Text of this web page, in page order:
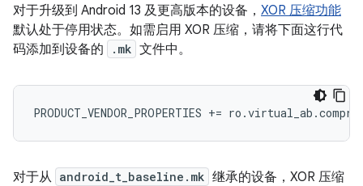
对于升级到 Android 13 及更高版本的设备， XOR 压缩功能
默认处于停用状态。如需启用 XOR 压缩，请将下面这行代
码添加到设备的
.mk 文件中。
PRODUCT_VENDOR_PROPERTIES += ro .virtual_ab .
对于从 android_t_baseline.mk 继承的设备，XOR 压缩